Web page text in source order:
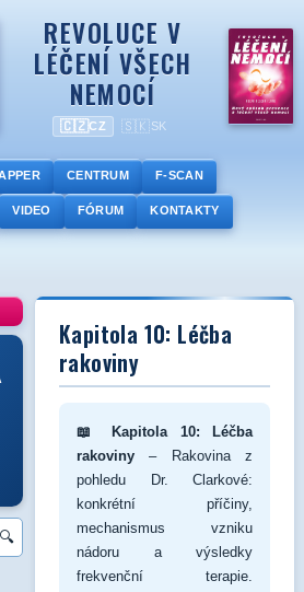
REVOLUCE V
LÉČENÍ VŠECH
NEMOCÍ
🇨🇿CZ 🇸🇰SK
CENTRUM F-SCAN
VIDEO FÓRUM KONTAKTY
🔍
Kapitola 10: Léčba
rakoviny
📖 Kapitola 10: Léčba
rakoviny – Rakovina z
pohledu Dr. Clarkové:
konkrétní příčiny,
mechanismus vzniku
nádoru a výsledky
frekvenční terapie.